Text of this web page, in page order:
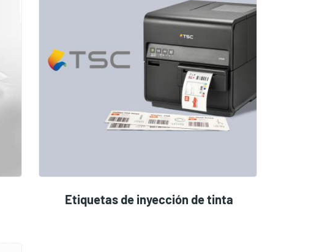
Etiquetas de inyección de tinta